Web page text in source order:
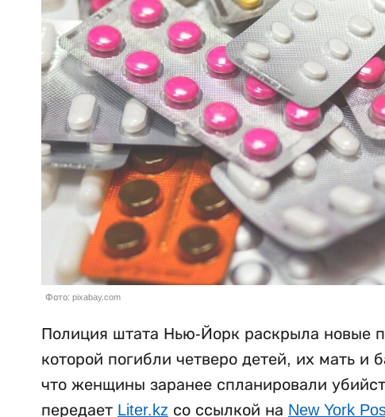
Фото: pixabay.com
Полиция штата Нью-Йорк раскрыла новые
которой погибли четверо детей, их мать
что женщины заранее спланировали
передает Liter.kz со ссылкой на New York